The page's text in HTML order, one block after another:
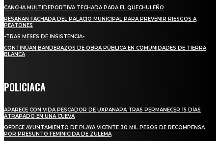
CANCHA MULTIDEPORTIVA TECHADA PARA EL QUECHULEÑO
RESANAN FACHADA DEL PALACIO MUNICIPAL PARA PREVENIR RIESGOS A
PEATONES
-TRAS MESES DE INSISTENCIA-
CONTINÚAN BANDERAZOS DE OBRA PÚBLICA EN COMUNIDADES DE TIERRA
BLANCA
POLICIACA
APARECE CON VIDA PESCADOR DE UXPANAPA TRAS PERMANECER 15 DÍAS
ATRAPADO EN UNA CUEVA
OFRECE AYUNTAMIENTO DE PLAYA VICENTE 30 MIL PESOS DE RECOMPENSA
POR PRESUNTO FEMINICIDA DE ZULEMA